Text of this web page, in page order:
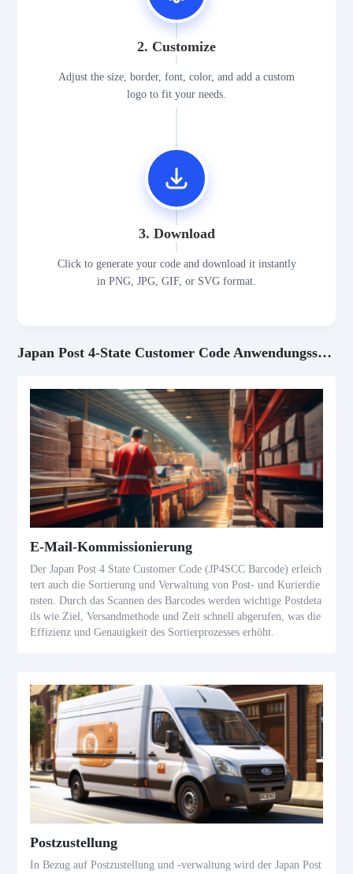
2. Customize
Adjust the size, border, font, color, and add a custom
logo to fit your needs.
3. Download
Click to generate your code and download it instantly
in PNG, JPG, GIF, or SVG format.
Japan Post 4-State Customer Code Anwendungsszenarien
E-Mail-Kommissionierung
Der Japan Post 4 State Customer Code (JP4SCC Barcode) erleich
tert auch die Sortierung und Verwaltung von Post- und Kurierdie
nsten. Durch das Scannen des Barcodes werden wichtige Postdeta
ils wie Ziel, Versandmethode und Zeit schnell abgerufen, was die
Effizienz und Genauigkeit des Sortierprozesses erhöht.
Postzustellung
In Bezug auf Postzustellung und -verwaltung wird der Japan Post